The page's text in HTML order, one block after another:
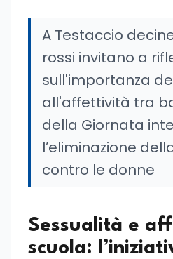
A Testaccio
rossi invitano a
sull'importanza
all'affettività tra
della Giornata
l’eliminazione
contro le donne
Sessualità e
scuola: